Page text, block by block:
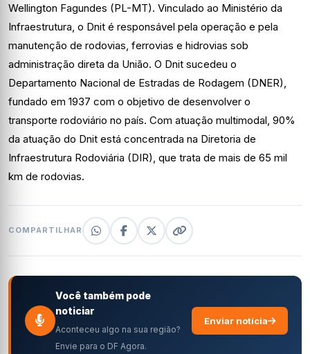
Wellington Fagundes (PL-MT). Vinculado ao Ministério da
Infraestrutura, o Dnit é responsável pela operação e pela
manutenção de rodovias, ferrovias e hidrovias sob
administração direta da União. O Dnit sucedeu o
Departamento Nacional de Estradas de Rodagem (DNER),
fundado em 1937 com o objetivo de desenvolver o
transporte rodoviário no país. Com atuação multimodal, 90%
da atuação do Dnit está concentrada na Diretoria de
Infraestrutura Rodoviária (DIR), que trata de mais de 65 mil
km de rodovias.
COMPARTILHAR
Você também pode
noticiar
Aconteceu algo na sua região?
Envie para o DF Agora.
Enviar notícia